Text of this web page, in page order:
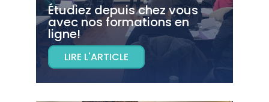
Étudiez depuis chez vous
avec nos formations en
ligne!
LIRE L'ARTICLE